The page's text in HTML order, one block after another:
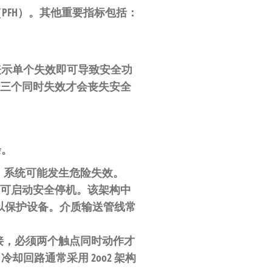
）。其他重要指标包括：
单个失效即可导致安全功
个同时失效才会丧失安全
统可能发生危险失效。
启动安全停机。该架构中
护设备。介质输送管线常
必须两个触点同时动作才
却回路通常采用 2oo2 架构